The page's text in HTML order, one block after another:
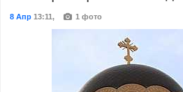
8 Апр13:11, 1 фото